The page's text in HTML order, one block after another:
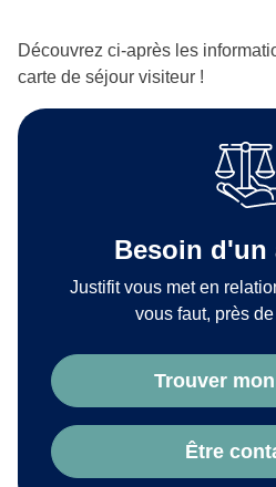
Découvrez ci-après les
carte de séjour visiteur !
Besoin d'un
Justifit vous met en
vous faut, près
Trouver
Être